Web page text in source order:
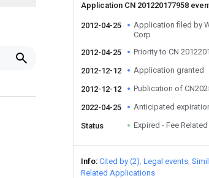
Application CN 201220177958
2012-04-25
Application filed by
Corp
2012-04-25
Priority to CN
2012-12-12 Application granted
2012-12-12 Publication of
2022-04-25 Anticipated
Status Expired - Fee Related
Info Cited by (2) Legal events
Related Applications